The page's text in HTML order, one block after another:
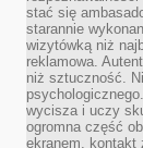
stać się
starannie
wizytówką niż
reklamowa.
niż sztuczność.
wycisza i uczy
ogromna część
ekranem, kontakt